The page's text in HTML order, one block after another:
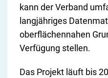
kann der Verband
langjähriges
oberflächennahen
Verfügung stellen.
Das Projekt läuft bis